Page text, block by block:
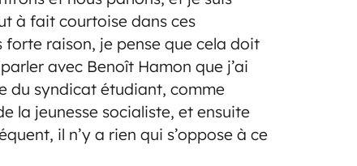
à fait courtoise dans ces
forte raison, je pense que cela doit
avec Benoît Hamon que j’ai
du syndicat étudiant, comme
la jeunesse socialiste, et ensuite
il n’y a rien qui s’oppose à ce